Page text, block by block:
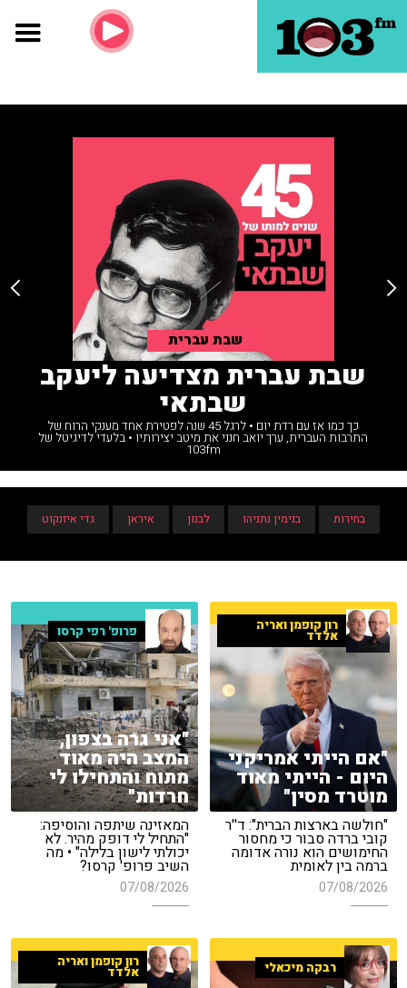
שבת עברית
שבת עברית מצדיעה ליעקב
שבתאי
כך כמו אז עם רדת יום • לרגל 45 שנה לפטירת אחד מענקי הרוח של
התרבות העברית, ערך יואב חנני את מיטב יצירותיו • בלעדי לדיגיטל של
103fm
בחירות בנימין נתניהו לבנון איראן גדי איזנקוט
רון קופמן ואריה
אלדד
"אם הייתי אמריקני
היום - הייתי מאוד
מוטרד מסין"
"חולשה בארצות הברית": ד''ר
קובי ברדה סבור כי מחסור
החימושים הוא נורה אדומה
ברמה בין לאומית
07/08/2026
פרופ' רפי קרסו
"אני גרה בצפון,
המצב היה מאוד
מתוח והתחילו לי
חרדות"
המאזינה שיתפה והוסיפה:
"התחיל לי דופק מהיר. לא
יכולתי לישון בלילה" • מה
השיב פרופ' קרסו?
07/08/2026
רבקה מיכאלי רון קופמן ואריה
אלדד